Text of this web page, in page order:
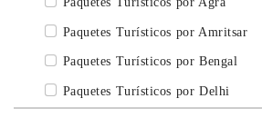
Paquetes Turísticos por Rajasthan
Paquetes Turísticos por Sikkim
Paquetes Turísticos por Tamil Nadu